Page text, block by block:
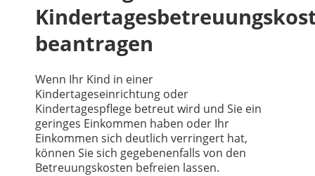
beantragen
Wenn Ihr Kind in einer
Kindertageseinrichtung oder
Kindertagespflege betreut wird und Sie ein
geringes Einkommen haben oder Ihr
Einkommen sich deutlich verringert hat,
können Sie sich gegebenenfalls von den
Betreuungskosten befreien lassen.